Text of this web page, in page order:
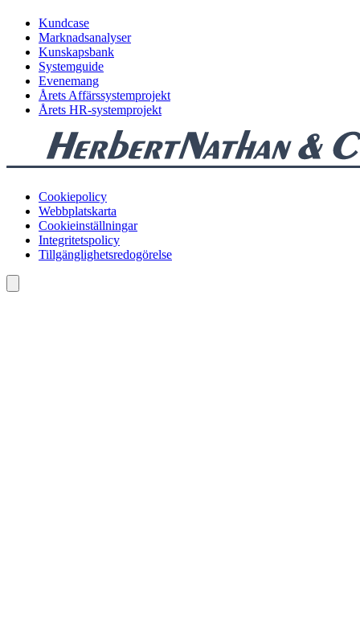
Kundcase
Marknadsanalyser
Kunskapsbank
Systemguide
Evenemang
Årets Affärssystemprojekt
Årets HR-systemprojekt
Cookiepolicy
Webbplatskarta
Cookieinställningar
Integritetspolicy
Tillgänglighetsredogörelse